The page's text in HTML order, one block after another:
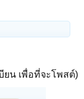
ยน เพื่อที่จะโพสต์)